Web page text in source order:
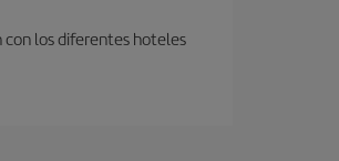
los diferentes hoteles